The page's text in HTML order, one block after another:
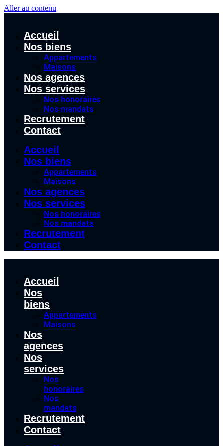
Aller au contenu
Accueil
Nos biens
Appartements
Maisons
Nos agences
Nos services
Nos honoraires
Nos mandats
Recrutement
Contact
Accueil
Nos biens
Appartements
Maisons
Nos agences
Nos services
Nos honoraires
Nos mandats
Recrutement
Contact
Accueil
Nos
biens
Appartements
Maisons
Nos
agences
Nos
services
Nos
honoraires
Nos
mandats
Recrutement
Contact